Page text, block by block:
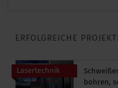
ERFOLGREICHE
Lasertechnik
bohren,